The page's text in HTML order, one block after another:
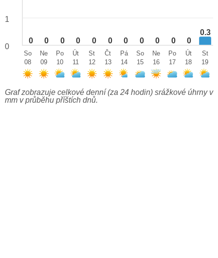
0 0 0 0 0 0 0 0 0 0 0
0.3
1
0
So
08
Ne
09
Po
10
Út
11
St
12
Čt
13
Pá
14
So
15
Ne
16
Po
17
Út
18
St
19
Graf zobrazuje celkové denní (za 24 hodin) srážkové úhrny v
mm v průběhu příštích dnů.